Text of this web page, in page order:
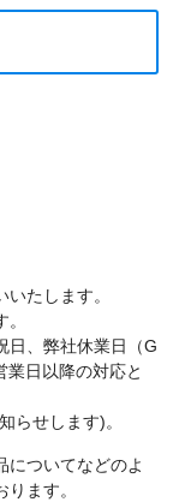
たします。
日、弊社休業日（G
業日以降の対応と
らせします)。
ついてなどのよ
ます。